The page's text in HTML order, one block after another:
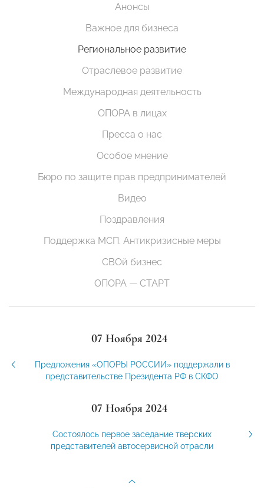
Анонсы
Важное для бизнеса
Региональное развитие
Отраслевое развитие
Международная деятельность
ОПОРА в лицах
Пресса о нас
Особое мнение
Бюро по защите прав предпринимателей
Видео
Поздравления
Поддержка МСП. Антикризисные меры
СВОй бизнес
ОПОРА — СТАРТ
07 Ноября 2024
Предложения «ОПОРЫ РОССИИ» поддержали в
представительстве Президента РФ в СКФО
07 Ноября 2024
Состоялось первое заседание тверских
представителей автосервисной отрасли